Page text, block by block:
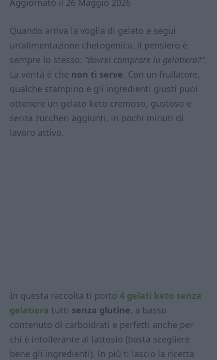
Aggiornato il 26 Maggio 2026
Quando arriva la voglia di gelato e segui
un’alimentazione chetogenica, il pensiero è
sempre lo stesso: “dovrei comprare la gelatiera?”.
La verità è che non ti serve. Con un frullatore,
qualche stampino e gli ingredienti giusti puoi
ottenere un gelato keto cremoso, gustoso e
senza zuccheri aggiunti, in pochi minuti di
lavoro attivo.
In questa raccolta ti porto 4 gelati keto senza
gelatiera tutti senza glutine, a basso
contenuto di carboidrati e perfetti anche per
chi è intollerante al lattosio (basta scegliere
bene gli ingredienti). In più ti lascio la ricetta